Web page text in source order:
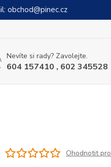
obchod@pinec.cz
Nevíte si rady? Zavolejte.
604 157410 , 602 345528
Ohodnotit